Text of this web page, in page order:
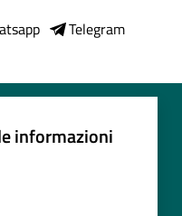
Telegram
informazioni